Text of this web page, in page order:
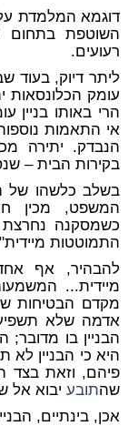
דוגמא המלמדת
השוטפת בתחום
רעועים.
אי התאמות
הנבדק. יתירה
בקירות הבית –
בשלב כלשהו של
המשפט, מכין
כשמסקנה נחרצת
התמוטטות
להבהיר, אף
מיידית...
מקדם הבטיחות
אדמה שלא תשפיע
הבניין בו
היא כי הבניין לא
פיהם, וזאת בצד
שהתובעיבוא אל
אכן, בינתיים,